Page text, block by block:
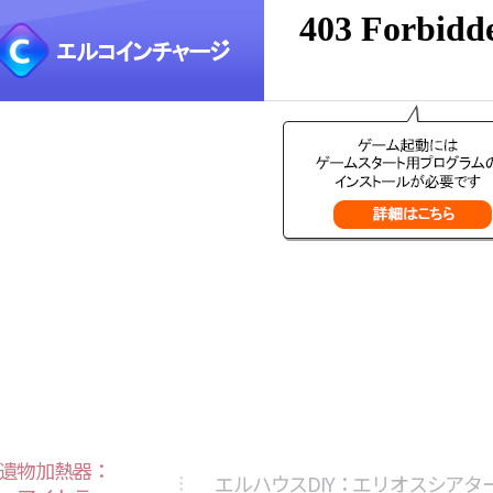
物加熱器：
エルハウスDIY：エリオスシアタ